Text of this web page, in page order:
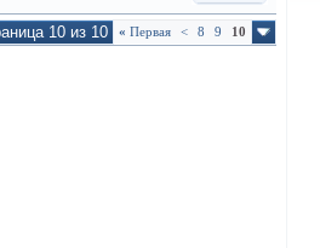
10 из 10 « Первая < 8 9 10